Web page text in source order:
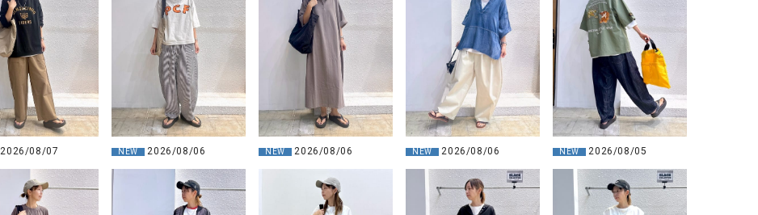
2026/08/07 NEW 2026/08/06 NEW 2026/08/06 NEW 2026/08/06 NEW 2026/08/05